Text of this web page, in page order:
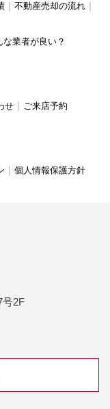
不動産売却の流れ
業者が良い？
せ ご来店予約
個人情報保護方針
号2F